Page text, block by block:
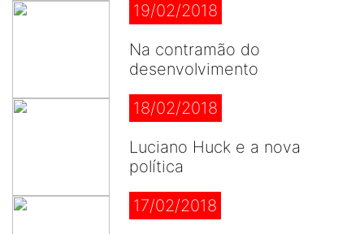
19/02/2018
Na contramão do
desenvolvimento
18/02/2018
Luciano Huck e a nova
política
17/02/2018